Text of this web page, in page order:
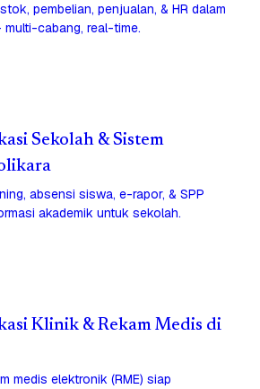
pembelian, penjualan, & HR dalam
cabang, real-time.
Sekolah & Sistem
absensi siswa, e-rapor, & SPP
akademik untuk sekolah.
Klinik & Rekam Medis di
medis elektronik (RME) siap